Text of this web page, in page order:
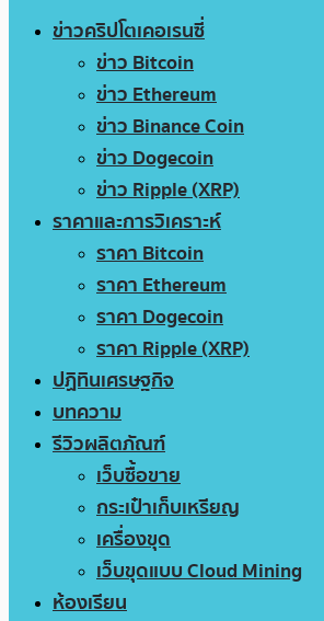
ข่าวคริปโตเคอเรนซี่
ข่าว Bitcoin
ข่าว Ethereum
ข่าว Binance Coin
ข่าว Dogecoin
ข่าว Ripple (XRP)
ราคาและการวิเคราะห์
ราคา Bitcoin
ราคา Ethereum
ราคา Dogecoin
ราคา Ripple (XRP)
ปฏิทินเศรษฐกิจ
บทความ
รีวิวผลิตภัณฑ์
เว็บซื้อขาย
กระเป๋าเก็บเหรียญ
เครื่องขุด
เว็บขุดแบบ Cloud Mining
ห้องเรียน